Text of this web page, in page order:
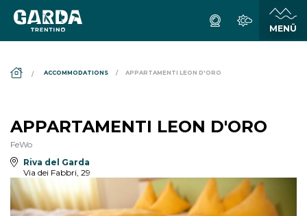
ACCOMMODATIONS APPARTAMENTI LEON D'ORO
APPARTAMENTI LEON D'ORO
FeWo
Riva del Garda
Via dei Fabbri, 29